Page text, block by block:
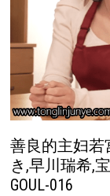
善良的主妇若
き,早川瑞希,
GOUL-016